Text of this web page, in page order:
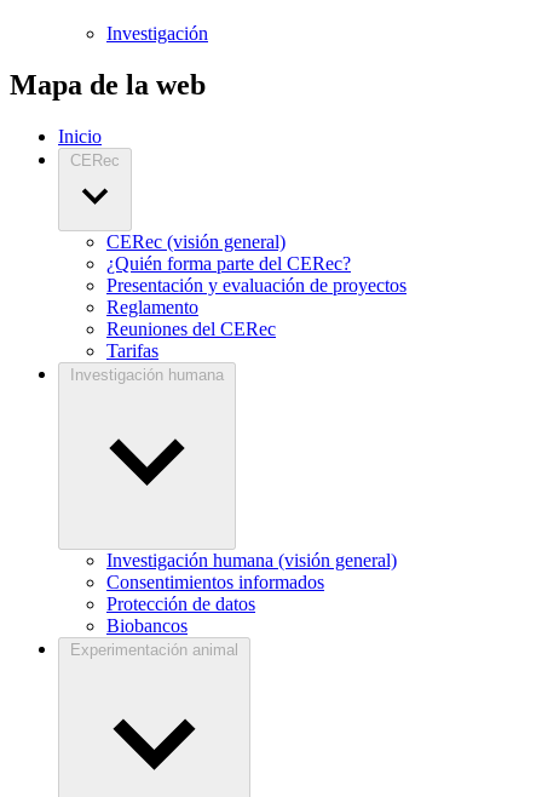
Investigación
Mapa de la web
Inicio
CERec
CERec (visión general)
¿Quién forma parte del CERec?
Presentación y evaluación de proyectos
Reglamento
Reuniones del CERec
Tarifas
Investigación humana
Investigación humana (visión general)
Consentimientos informados
Protección de datos
Biobancos
Experimentación animal